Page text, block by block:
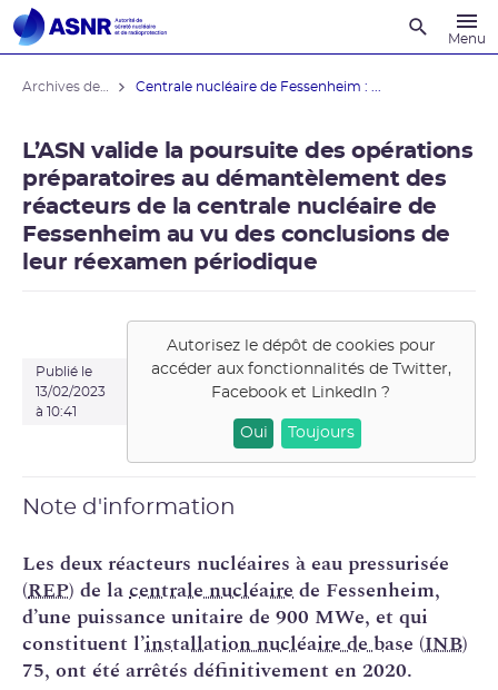
Menu
Centrale nucléaire de Fessenheim : ...
L’ASN valide la poursuite des opérations
préparatoires au démantèlement des
réacteurs de la centrale nucléaire de
Fessenheim au vu des conclusions de
leur réexamen périodique
Publié le
13/02/2023
à 10:41
Autorisez le dépôt de cookies pour
accéder aux fonctionnalités de Twitter,
Facebook et LinkedIn ?
Oui Toujours
Note d'information
Les deux réacteurs nucléaires à eau pressurisée
(REP) de lacentrale nucléairede Fessenheim,
d’une puissance unitaire de 900 MWe, et qui
constituent l’installation nucléaire de base (INB)
75, ont été arrêtés définitivement en 2020.